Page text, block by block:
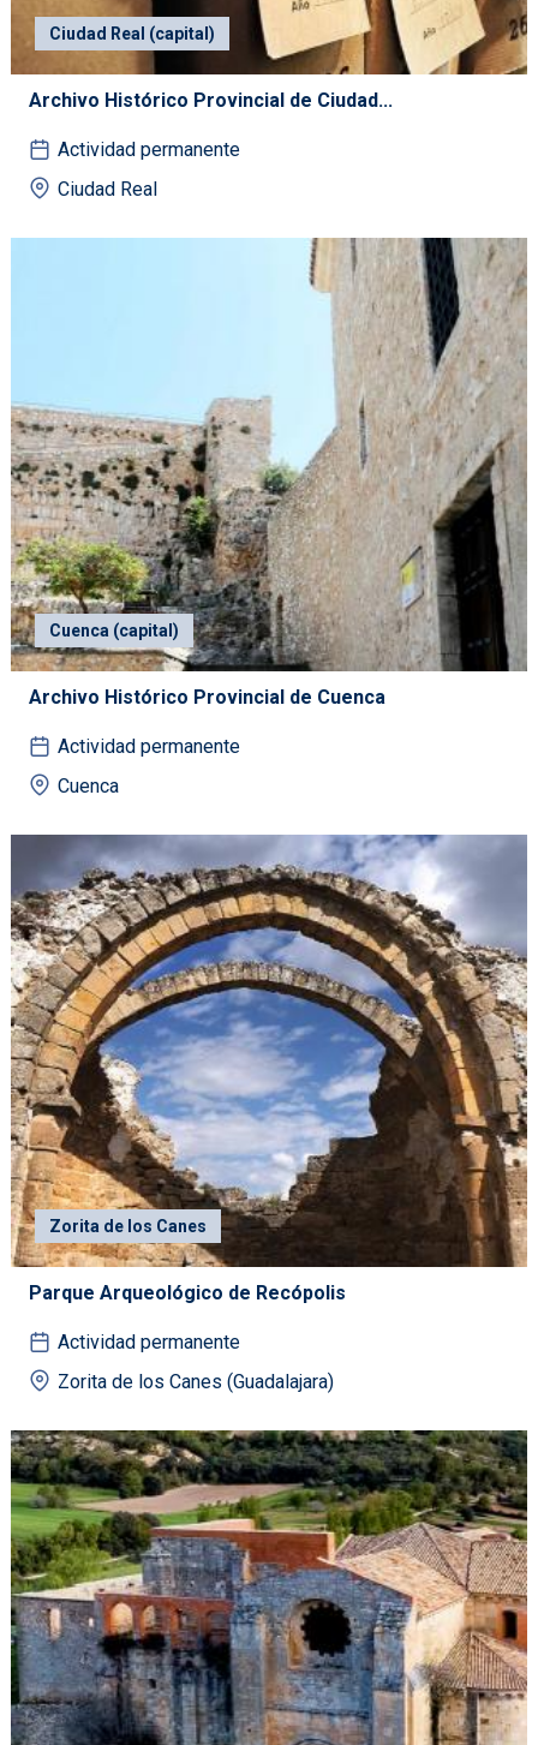
Ciudad Real (capital)
Archivo Histórico Provincial de Ciudad...
Actividad permanente
Ciudad Real
Cuenca (capital)
Archivo Histórico Provincial de Cuenca
Actividad permanente
Cuenca
Zorita de los Canes
Parque Arqueológico de Recópolis
Actividad permanente
Zorita de los Canes (Guadalajara)